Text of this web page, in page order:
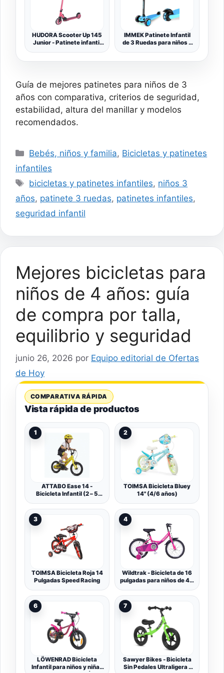
Carga Máxima de 50 kg
HUDORA Scooter Up 145
Junior - Patinete infantil
altura para niños y niñas
de hasta 60 kg,
pixie/berry
IMMEK Patinete Infantil
de 3 Ruedas para niños a
Ajustable del Manillar y
Peso máximo de 50 kg
Guía de mejores patinetes para niños de 3
años con comparativa, criterios de seguridad,
estabilidad, altura del manillar y modelos
recomendados.
Categorías
Bebés, niños y familia, Bicicletas y patinetes
infantiles
Etiquetas
bicicletas y patinetes infantiles, niños 3
años, patinete 3 ruedas, patinetes infantiles,
seguridad infantil
Mejores bicicletas para
niños de 4 años: guía
de compra por talla,
equilibrio y seguridad
junio 26, 2026 por Equipo editorial de Ofertas
de Hoy
COMPARATIVA RÁPIDA
Vista rápida de productos
1
ATTABO Ease 14 -
Bicicleta Infantil (2 – 5
Aluminio Ligero, Ruedas
Adecuada para 85 – 110
cm de Altura, Solo 7 kg,
hasta 50 kg, ergonómica
y Estable
2
TOIMSA Bicicleta Bluey
14" (4/6 años)
3
TOIMSA Bicicleta Roja 14
Pulgadas Speed Racing
4
Wildtrak - Bicicleta de 16
pulgadas para niños de 4 a
Rosa
6
LÖWENRAD Bicicleta
Infantil para niños y niñas
7
Sawyer Bikes - Bicicleta
Sin Pedales Ultraligera -